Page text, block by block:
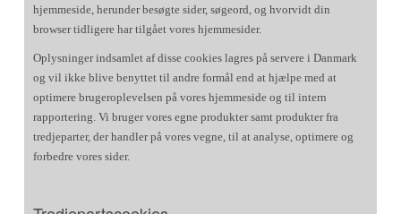
hjemmeside, herunder besøgte sider, søgeord, og hvorvidt din
browser tidligere har tilgået vores hjemmesider.
Oplysninger indsamlet af disse cookies lagres på servere i Danmark
og vil ikke blive benyttet til andre formål end at hjælpe med at
optimere brugeroplevelsen på vores hjemmeside og til intern
rapportering. Vi bruger vores egne produkter samt produkter fra
tredjeparter, der handler på vores vegne, til at analyse, optimere og
forbedre vores sider.